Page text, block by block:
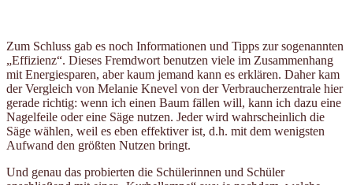
Zum Schluss gab es noch Informationen und Tipps zur sogenannten
„Effizienz“. Dieses Fremdwort benutzen viele im Zusammenhang
mit Energiesparen, aber kaum jemand kann es erklären. Daher kam
der Vergleich von Melanie Knevel von der Verbraucherzentrale hier
gerade richtig: wenn ich einen Baum fällen will, kann ich dazu eine
Nagelfeile oder eine Säge nutzen. Jeder wird wahrscheinlich die
Säge wählen, weil es eben effektiver ist, d.h. mit dem wenigsten
Aufwand den größten Nutzen bringt.
Und genau das probierten die Schülerinnen und Schüler